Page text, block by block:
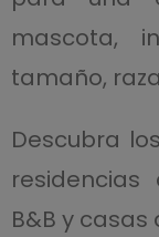
mascota,
tamaño,
Descubra
residencias
B&B y casas